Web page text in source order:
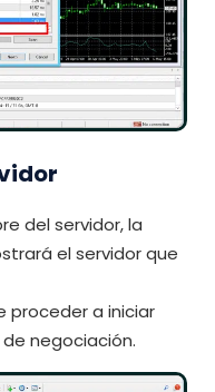
del servidor, la
el servidor que
proceder a iniciar
negociación.